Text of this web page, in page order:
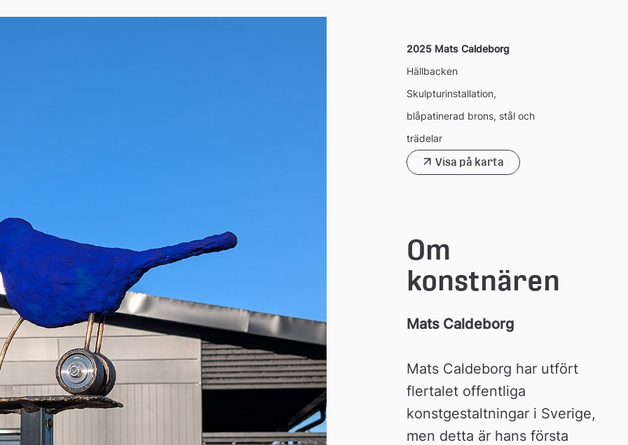
2025 Mats Caldeborg
Hällbacken
Skulpturinstallation,
blåpatinerad brons, stål och
trädelar
Visa på karta
Om
konstnären
Mats Caldeborg
Mats Caldeborg har utfört
flertalet offentliga
konstgestaltningar i Sverige,
men detta är hans första